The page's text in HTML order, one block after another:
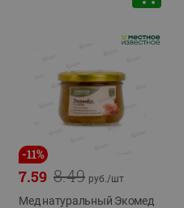
-11%
8.49
7.59 руб./шт
Мед натуральный Экомед